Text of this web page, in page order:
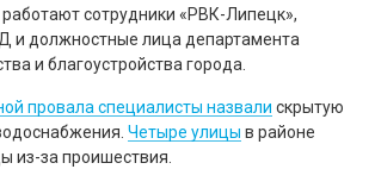
работают сотрудники «РВК-Липецк»,
и должностные лица департамента
и благоустройства города.
провала специалисты назвали скрытую
Четыре улицы в районе
из-за проишествия.